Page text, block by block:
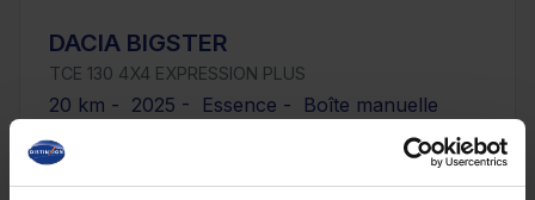
DACIA BIGSTER
TCE 130 4X4 EXPRESSION PLUS
20 km - 2025 - Essence - Boîte manuelle